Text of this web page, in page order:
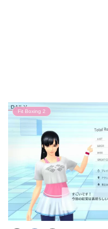
Fit Boxing 2